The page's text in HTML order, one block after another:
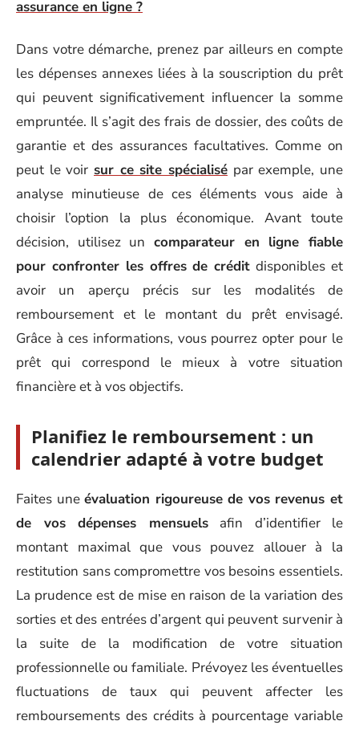
assurance en ligne ?
Dans votre démarche, prenez par ailleurs en compte
les dépenses annexes liées à la souscription du prêt
qui peuvent significativement influencer la somme
empruntée. Il s’agit des frais de dossier, des coûts de
garantie et des assurances facultatives. Comme on
peut le voir sur ce site spécialisé par exemple, une
analyse minutieuse de ces éléments vous aide à
choisir l’option la plus économique. Avant toute
décision, utilisez un comparateur en ligne fiable
pour confronter les offres de crédit disponibles et
avoir un aperçu précis sur les modalités de
remboursement et le montant du prêt envisagé.
Grâce à ces informations, vous pourrez opter pour le
prêt qui correspond le mieux à votre situation
financière et à vos objectifs.
Planifiez le remboursement : un
calendrier adapté à votre budget
Faites uneévaluation rigoureuse de vos revenus et
de vos dépenses mensuelsafin d’identifier le
montant maximal que vous pouvez allouer à la
restitution sans compromettre vos besoins essentiels.
La prudence est de mise en raison de la variation des
sorties et des entrées d’argent qui peuvent survenir à
la suite de la modification de votre situation
professionnelle ou familiale. Prévoyez les éventuelles
fluctuations de taux qui peuvent affecter les
remboursements des crédits à pourcentage variable